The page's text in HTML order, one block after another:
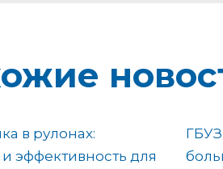
в рулонах:
и эффективность для